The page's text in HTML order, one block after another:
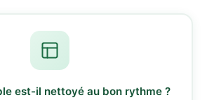
est-il nettoyé au bon rythme ?